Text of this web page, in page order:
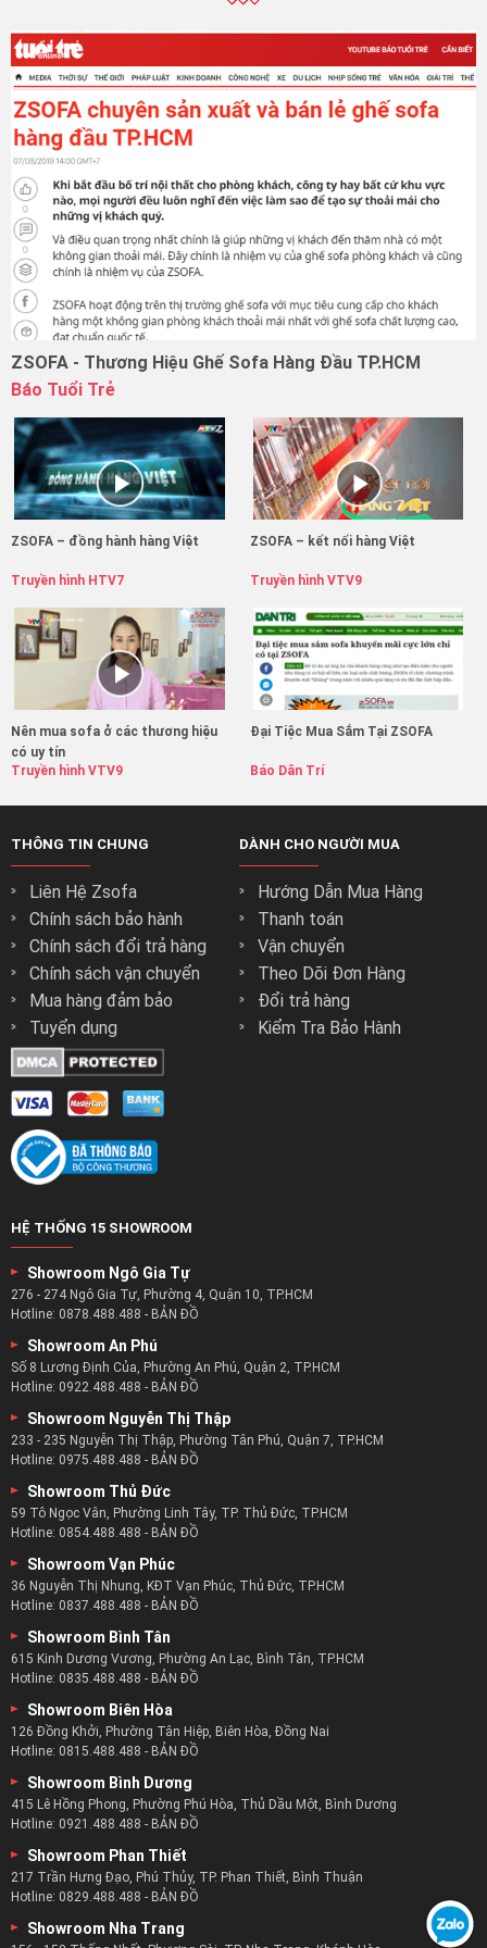
ZSOFA - Thương Hiệu Ghế Sofa Hàng Đầu TP.HCM
Báo Tuổi Trẻ
ZSOFA – đồng hành hàng Việt
Truyền hình HTV7
ZSOFA – kết nối hàng Việt
Truyền hình VTV9
Nên mua sofa ở các thương hiệu
có uy tín
Truyền hình VTV9
Đại Tiệc Mua Sắm Tại ZSOFA
Báo Dân Trí
THÔNG TIN CHUNG
Liên Hệ Zsofa
Chính sách bảo hành
Chính sách đổi trả hàng
Chính sách vận chuyển
Mua hàng đảm bảo
Tuyển dụng
DÀNH CHO NGƯỜI MUA
Hướng Dẫn Mua Hàng
Thanh toán
Vận chuyển
Theo Dõi Đơn Hàng
Đổi trả hàng
Kiểm Tra Bảo Hành
HỆ THỐNG 15 SHOWROOM
Showroom Ngô Gia Tự
276 - 274 Ngô Gia Tự, Phường 4, Quận 10, TP.HCM
Hotline: 0878.488.488 - BẢN ĐỒ
Showroom An Phú
Số 8 Lương Định Của, Phường An Phú, Quận 2, TP.HCM
Hotline: 0922.488.488 - BẢN ĐỒ
Showroom Nguyễn Thị Thập
233 - 235 Nguyễn Thị Thập, Phường Tân Phú, Quận 7, TP.HCM
Hotline: 0975.488.488 - BẢN ĐỒ
Showroom Thủ Đức
59 Tô Ngọc Vân, Phường Linh Tây, TP. Thủ Đức, TP.HCM
Hotline: 0854.488.488 - BẢN ĐỒ
Showroom Vạn Phúc
36 Nguyễn Thị Nhung, KĐT Vạn Phúc, Thủ Đức, TP.HCM
Hotline: 0837.488.488 - BẢN ĐỒ
Showroom Bình Tân
615 Kinh Dương Vương, Phường An Lạc, Bình Tân, TP.HCM
Hotline: 0835.488.488 - BẢN ĐỒ
Showroom Biên Hòa
126 Đồng Khởi, Phường Tân Hiệp, Biên Hòa, Đồng Nai
Hotline: 0815.488.488 - BẢN ĐỒ
Showroom Bình Dương
415 Lê Hồng Phong, Phường Phú Hòa, Thủ Dầu Một, Bình Dương
Hotline: 0921.488.488 - BẢN ĐỒ
Showroom Phan Thiết
217 Trần Hưng Đạo, Phú Thủy, TP. Phan Thiết, Bình Thuận
Hotline: 0829.488.488 - BẢN ĐỒ
Showroom Nha Trang